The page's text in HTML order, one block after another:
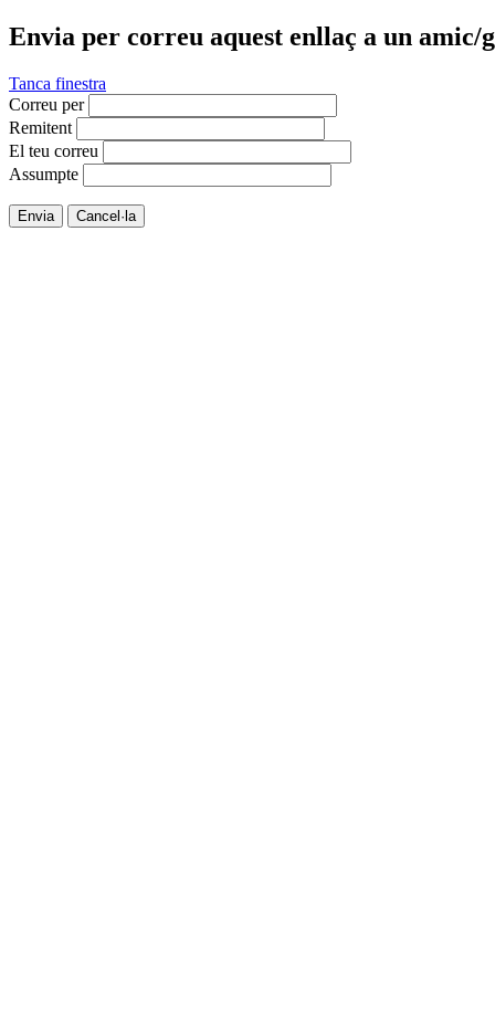
Envia per correu aquest enllaç a un amic/
Tanca finestra
Correu per
Remitent
El teu correu
Assumpte
Envia Cancel·la